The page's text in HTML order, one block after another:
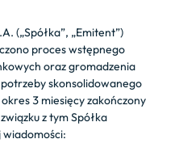
(„Spółka”, „Emitent”)
proces wstępnego
oraz gromadzenia
skonsolidowanego
3 miesięcy zakończony
z tym Spółka
wiadomości: